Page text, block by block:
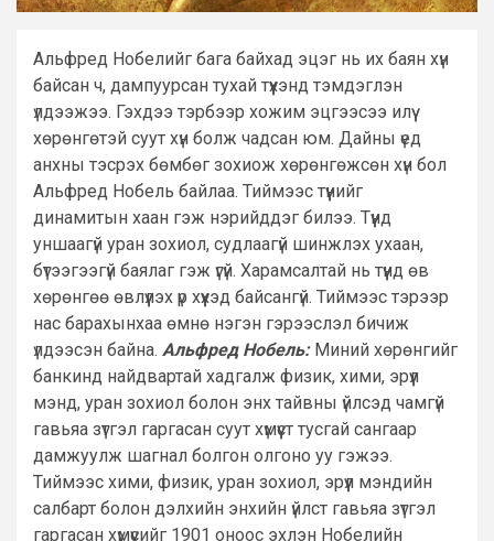
Альфред Нобелийг бага байхад эцэг нь их баян хүн
байсан ч, дампуурсан тухай түүхэнд тэмдэглэн
үлдээжээ. Гэхдээ тэрбээр хожим эцгээсээ илүү
хөрөнгөтэй суут хүн болж чадсан юм. Дайны үед
анхны тэсрэх бөмбөг зохиож хөрөнгөжсөн хүн бол
Альфред Нобель байлаа. Тиймээс түүнийг
динамитын хаан гэж нэрийддэг билээ. Түүнд
уншаагүй уран зохиол, судлаагүй шинжлэх ухаан,
бүтээгээгүй баялаг гэж үгүй. Харамсалтай нь түүнд өв
хөрөнгөө өвлүүлэх үр хүүхэд байсангүй. Тиймээс тэрээр
нас барахынхаа өмнө нэгэн гэрээслэл бичиж
үлдээсэн байна. Альфред Нобель:Миний хөрөнгийг
банкинд найдвартай хадгалж физик, хими, эрүүл
мэнд, уран зохиол болон энх тайвны үйлсэд чамгүй
гавьяа зүтгэл гаргасан суут хүмүүст тусгай сангаар
дамжуулж шагнал болгон олгоно уу гэжээ.
Тиймээс хими, физик, уран зохиол, эрүүл мэндийн
салбарт болон дэлхийн энхийн үйлст гавьяа зүтгэл
гаргасан хүмүүсийг 1901 оноос эхлэн Нобелийн